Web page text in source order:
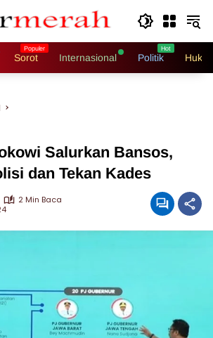
Sorot Internasional Politik
Salurkan Bansos,
dan Tekan Kades
2 Min Baca